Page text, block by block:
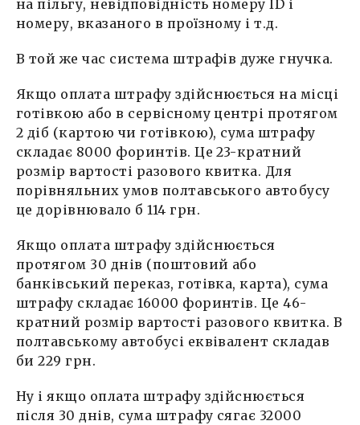
на пільгу, невідповідність номеру ID і
номеру, вказаного в проїзному і т.д.
В той же час система штрафів дуже гнучка.
Якщо оплата штрафу здійснюється на місці
готівкою або в сервісному центрі протягом
2 діб (картою чи готівкою), сума штрафу
складає 8000 форинтів. Це 23-кратний
розмір вартості разового квитка. Для
порівняльних умов полтавського автобусу
це дорівнювало б 114 грн.
Якщо оплата штрафу здійснюється
протягом 30 днів (поштовий або
банківський переказ, готівка, карта), сума
штрафу складає 16000 форинтів. Це 46-
кратний розмір вартості разового квитка. В
полтавському автобусі еквівалент складав
би 229 грн.
Ну і якщо оплата штрафу здійснюється
після 30 днів, сума штрафу сягає 32000